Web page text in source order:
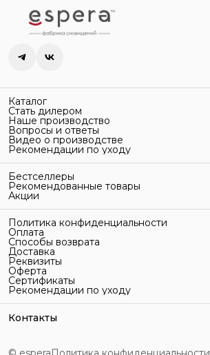
Каталог
Стать дилером
Наше производство
Вопросы и ответы
Видео о производстве
Рекомендации по уходу
Бестселлеры
Рекомендованные товары
Акции
Политика конфиденциальности
Оплата
Способы возврата
Доставка
Реквизиты
Оферта
Сертификаты
Рекомендации по уходу
Контакты